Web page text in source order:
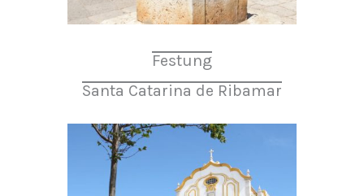
Festung
Santa Catarina de Ribamar